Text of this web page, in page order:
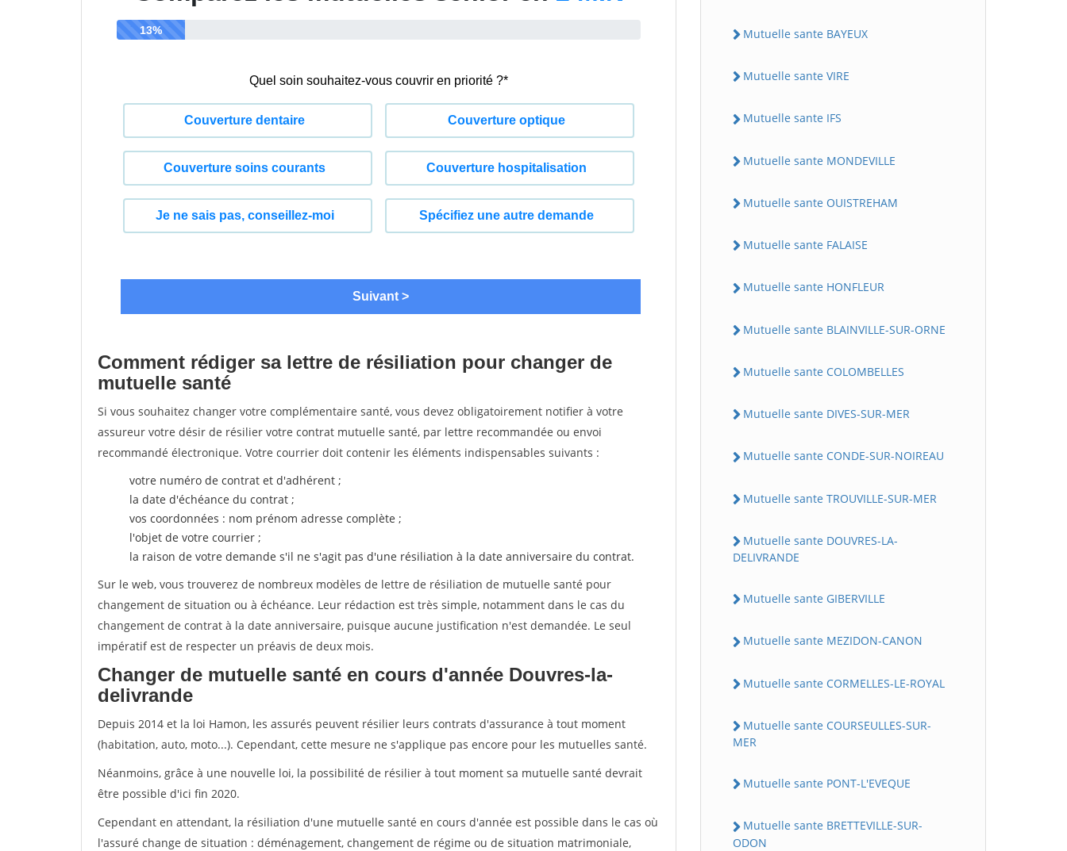
Comment rédiger sa lettre de résiliation pour changer de
mutuelle santé
Si vous souhaitez changer votre complémentaire santé, vous devez obligatoirement notifier à votre
assureur votre désir de résilier votre contrat mutuelle santé, par lettre recommandée ou envoi
recommandé électronique. Votre courrier doit contenir les éléments indispensables suivants :
votre numéro de contrat et d'adhérent ;
la date d'échéance du contrat ;
vos coordonnées : nom prénom adresse complète ;
l'objet de votre courrier ;
la raison de votre demande s'il ne s'agit pas d'une résiliation à la date anniversaire du contrat.
Sur le web, vous trouverez de nombreux modèles de lettre de résiliation de mutuelle santé pour
changement de situation ou à échéance. Leur rédaction est très simple, notamment dans le cas du
changement de contrat à la date anniversaire, puisque aucune justification n'est demandée. Le seul
impératif est de respecter un préavis de deux mois.
Changer de mutuelle santé en cours d'année Douvres-la-
delivrande
Depuis 2014 et la loi Hamon, les assurés peuvent résilier leurs contrats d'assurance à tout moment
(habitation, auto, moto...). Cependant, cette mesure ne s'applique pas encore pour les mutuelles santé.
Néanmoins, grâce à une nouvelle loi, la possibilité de résilier à tout moment sa mutuelle santé devrait
être possible d'ici fin 2020.
Cependant en attendant, la résiliation d'une mutuelle santé en cours d'année est possible dans le cas où
l'assuré change de situation : déménagement, changement de régime ou de situation matrimoniale,
Mutuelle sante BAYEUX
Mutuelle sante VIRE
Mutuelle sante IFS
Mutuelle sante MONDEVILLE
Mutuelle sante OUISTREHAM
Mutuelle sante FALAISE
Mutuelle sante HONFLEUR
Mutuelle sante BLAINVILLE-SUR-ORNE
Mutuelle sante COLOMBELLES
Mutuelle sante DIVES-SUR-MER
Mutuelle sante CONDE-SUR-NOIREAU
Mutuelle sante TROUVILLE-SUR-MER
Mutuelle sante DOUVRES-LA-
DELIVRANDE
Mutuelle sante GIBERVILLE
Mutuelle sante MEZIDON-CANON
Mutuelle sante CORMELLES-LE-ROYAL
Mutuelle sante COURSEULLES-SUR-
MER
Mutuelle sante PONT-L'EVEQUE
Mutuelle sante BRETTEVILLE-SUR-
ODON